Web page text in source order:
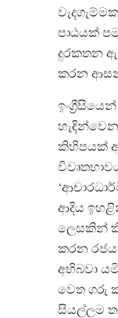
පාඨයක්
දුරකතන
කරන
ඉංග්‍රීසියෙන්
කිහිපයක්
ආදිය
ලෙසකින්
කරන
අභිබවා
වෙත ගරු
සියල්ලම